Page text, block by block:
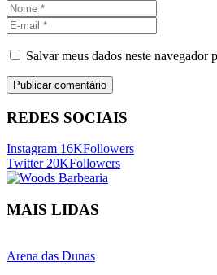
Salvar meus dados neste navegador
REDES SOCIAIS
Instagram 16KFollowers
Twitter 20KFollowers
MAIS LIDAS
Arena das Dunas